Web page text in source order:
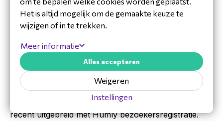
Een deel van de MeetingBoards staat op een
onderstel, andere zijn vast aan de muur gemonteerd.
Dankzij de draadloze dongles delen gebruikers hun
scherm eenvoudig zonder instellingen of kabels. Dit
maakt vergaderen laagdrempelig en voorkomt
technische vragen tijdens meetings.
Uitbreiding Humly bezoekersregistratie
Naast de vergaderoplossingen heeft Verbruggen
recent uitgebreid met Humly bezoekersregistratie.
Het is altijd mogelijk om de gemaakte keuze te
wijzigen of in te trekken.
Meer informatie
Instellingen
Weigeren
Alles accepteren